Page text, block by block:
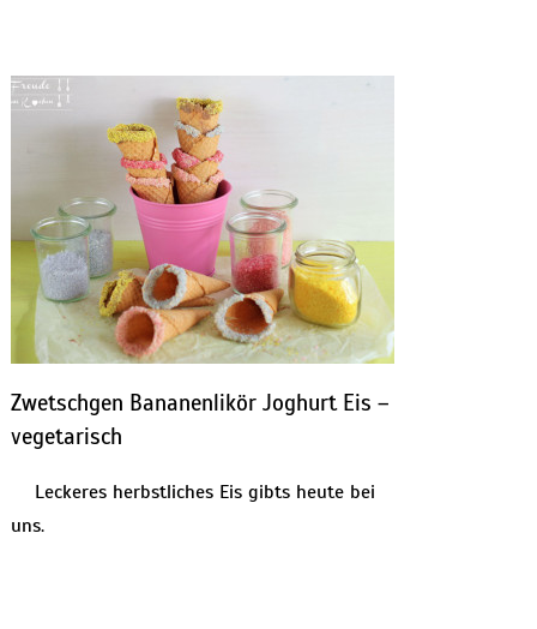
Zwetschgen Bananenlikör Joghurt Eis –
vegetarisch
Leckeres herbstliches Eis gibts heute bei
uns.